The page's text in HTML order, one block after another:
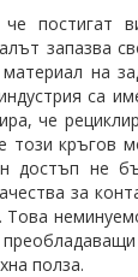
постигат
запазва
на
са
че
този
достъп не
за
полза.